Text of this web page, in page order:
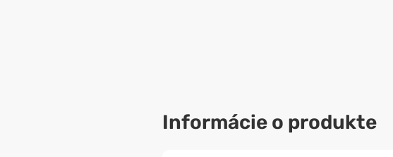
Informácie o produkte